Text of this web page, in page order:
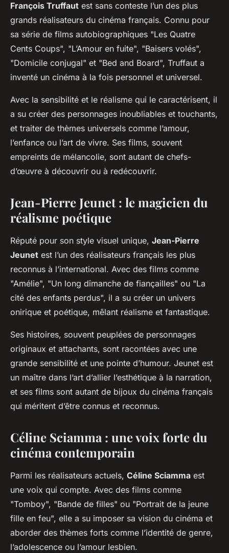
François Truffaut est sans conteste l’un des plus
grands réalisateurs du cinéma français. Connu pour
sa série de films autobiographiques "Les Quatre
Cents Coups", "L’Amour en fuite", "Baisers volés",
"Domicile conjugal" et "Bed and Board", Truffaut a
inventé un cinéma à la fois personnel et universel.
Avec la sensibilité et le réalisme qui le caractérisent, il
a su créer des personnages inoubliables et touchants,
et traiter de thèmes universels comme l’amour,
l’enfance ou l’art de vivre. Ses films, souvent
empreints de mélancolie, sont autant de chefs-
d’œuvre à découvrir ou à redécouvrir.
Jean-Pierre Jeunet : le magicien du
réalisme poétique
Réputé pour son style visuel unique, Jean-Pierre
Jeunet est l’un des réalisateurs français les plus
reconnus à l’international. Avec des films comme
"Amélie", "Un long dimanche de fiançailles" ou "La
cité des enfants perdus", il a su créer un univers
onirique et poétique, mêlant réalisme et fantastique.
Ses histoires, souvent peuplées de personnages
originaux et attachants, sont racontées avec une
grande sensibilité et une pointe d’humour. Jeunet est
un maître dans l’art d’allier l’esthétique à la narration,
et ses films sont autant de bijoux du cinéma français
qui méritent d’être connus et reconnus.
Céline Sciamma : une voix forte du
cinéma contemporain
Parmi les réalisateurs actuels, Céline Sciamma est
une voix qui compte. Avec des films comme
"Tomboy", "Bande de filles" ou "Portrait de la jeune
fille en feu", elle a su imposer sa vision du cinéma et
aborder des thèmes forts comme l’identité de genre,
l’adolescence ou l’amour lesbien.